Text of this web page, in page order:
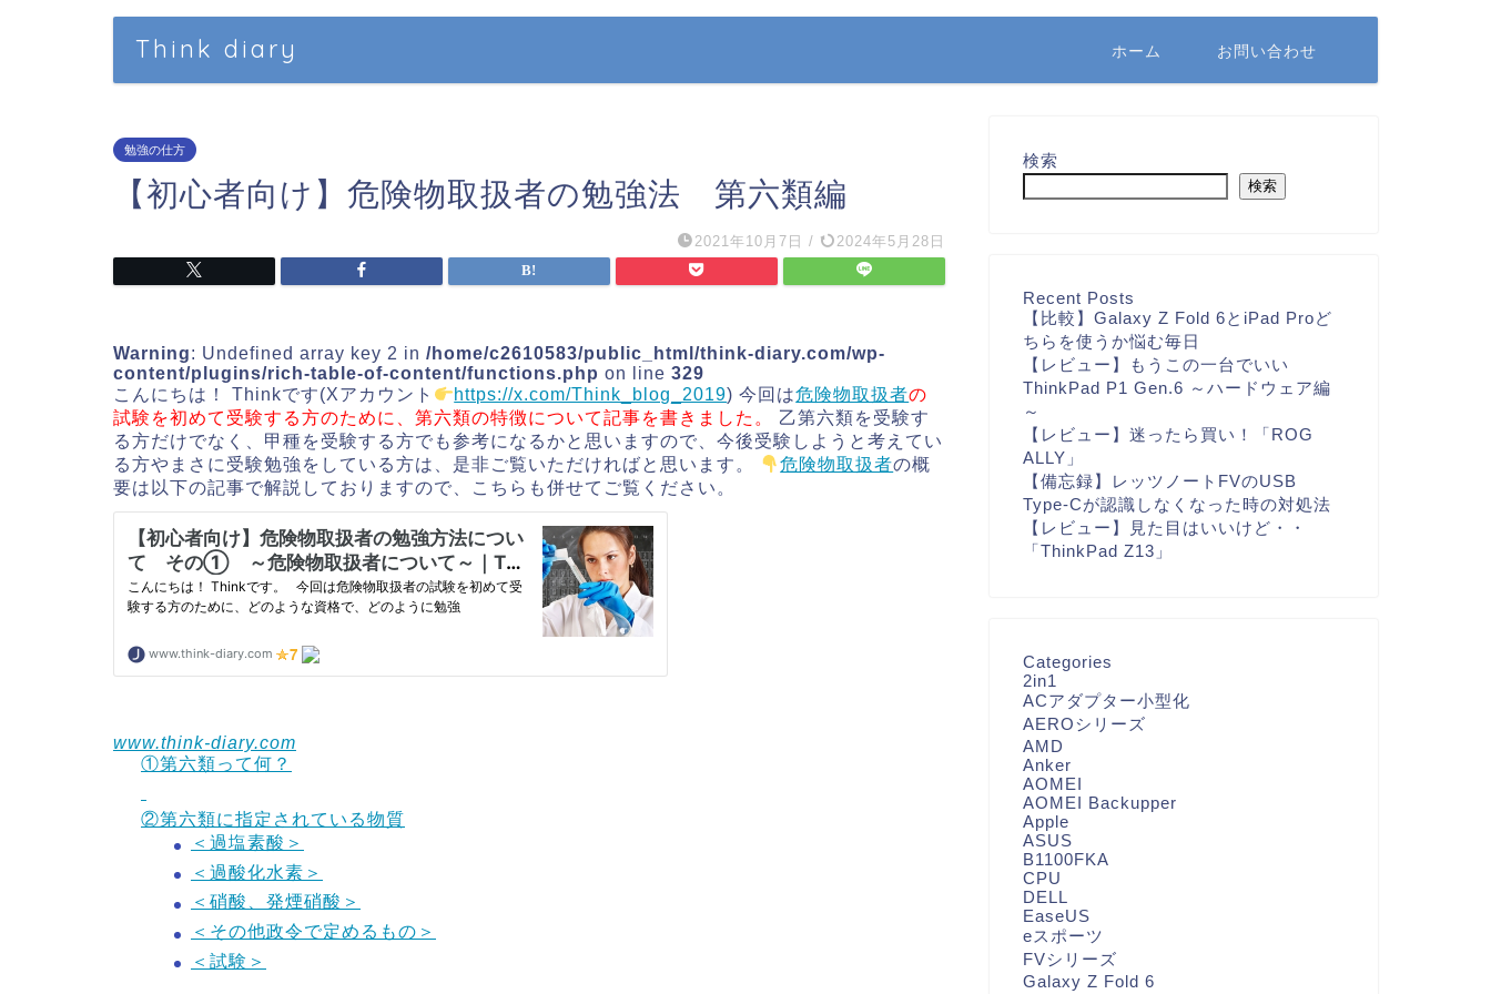
Think diary ホーム お問い合わせ
勉強の仕方
【初心者向け】危険物取扱者の勉強法 第六類編
2021年10月7日 / 2024年5月28日
Warning: Undefined array key 2 in /home/c2610583/public_html/think-diary.com/wp-
content/plugins/rich-table-of-content/functions.php on line 329
こんにちは！ Thinkです(Xアカウント
https://x.com/Think_blog_2019) 今回は危険物取扱者の
試験を初めて受験する方のために、第六類の特徴について記事を書きました。
乙第六類を受験す
る方だけでなく、甲種を受験する方でも参考になるかと思いますので、今後受験しようと考えてい
る方やまさに受験勉強をしている方は、是非ご覧いただければと思います。
危険物取扱者の概
要は以下の記事で解説しておりますので、こちらも併せてご覧ください。
www.think-diary.com
①第六類って何？
②第六類に指定されている物質
＜過塩素酸＞
＜過酸化水素＞
＜硝酸、発煙硝酸＞
＜その他政令で定めるもの＞
＜試験＞
検索
検索
Recent Posts
【比較】Galaxy Z Fold 6とiPad Proど
ちらを使うか悩む毎日
【レビュー】もうこの一台でいい
ThinkPad P1 Gen.6 ～ハードウェア編
～
【レビュー】迷ったら買い！「ROG
ALLY」
【備忘録】レッツノートFVのUSB
Type-Cが認識しなくなった時の対処法
【レビュー】見た目はいいけど・・
「ThinkPad Z13」
Categories
2in1
ACアダプター小型化
AEROシリーズ
AMD
Anker
AOMEI
AOMEI Backupper
Apple
ASUS
B1100FKA
CPU
DELL
EaseUS
eスポーツ
FVシリーズ
Galaxy Z Fold 6